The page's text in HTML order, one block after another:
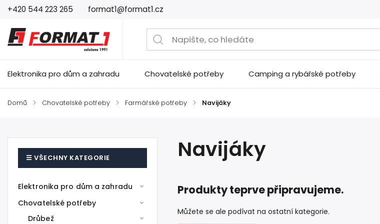
+420 544 223 265 format1@format1.cz
Elektronika pro dům a zahradu Chovatelské potřeby Camping a rybářské potřeby
Domů / Chovatelské potřeby / Farmářské potřeby / Navijáky
Elektronika pro dům a zahradu
Chovatelské potřeby
Drůbež
Navijáky
Produkty teprve připravujeme.
Můžete se ale podívat na ostatní kategorie.